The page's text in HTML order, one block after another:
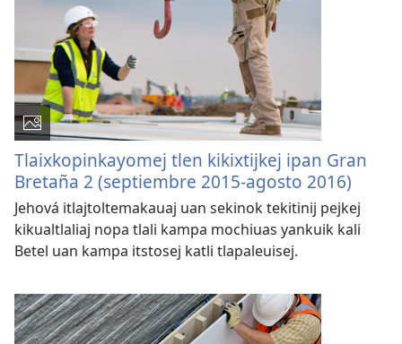
Tlaixkopinkayomej tlen kikixtijkej ipan Gran
Bretaña 2 (septiembre 2015-agosto 2016)
Jehová itlajtoltemakauaj uan sekinok tekitinij pejkej
kikualtlaliaj nopa tlali kampa mochiuas yankuik kali
Betel uan kampa itstosej katli tlapaleuisej.